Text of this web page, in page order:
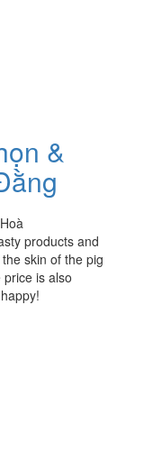
&
products and
skin of the pig
is also